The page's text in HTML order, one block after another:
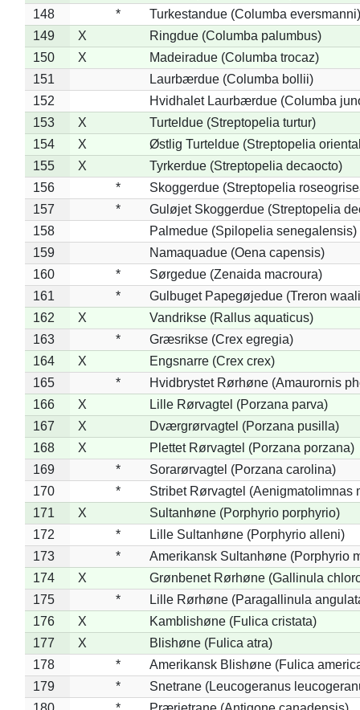
148
*
Turkestandue (Columba eversmanni)
149
X
Ringdue (Columba palumbus)
150
X
Madeiradue (Columba trocaz)
151
Laurbærdue (Columba bollii)
152
Hvidhalet Laurbærdue (Columba
153
X
Turteldue (Streptopelia turtur)
154
X
Østlig Turteldue (Streptopelia
155
X
Tyrkerdue (Streptopelia decaocto)
156
*
Skoggerdue (Streptopelia
157
*
Guløjet Skoggerdue (Streptopelia
158
Palmedue (Spilopelia senegalensis)
159
Namaquadue (Oena capensis)
160
*
Sørgedue (Zenaida macroura)
161
*
Gulbuget Papegøjedue (Treron
162
X
Vandrikse (Rallus aquaticus)
163
*
Græsrikse (Crex egregia)
164
X
Engsnarre (Crex crex)
165
*
Hvidbrystet Rørhøne (Amaurornis
166
X
Lille Rørvagtel (Porzana parva)
167
X
Dværgrørvagtel (Porzana pusilla)
168
X
Plettet Rørvagtel (Porzana porzana)
169
*
Sorarørvagtel (Porzana carolina)
170
*
Stribet Rørvagtel (Aenigmatolimnas
171
X
Sultanhøne (Porphyrio porphyrio)
172
*
Lille Sultanhøne (Porphyrio alleni)
173
*
Amerikansk Sultanhøne (Porphyrio
174
X
Grønbenet Rørhøne (Gallinula
175
*
Lille Rørhøne (Paragallinula
176
X
Kamblishøne (Fulica cristata)
177
X
Blishøne (Fulica atra)
178
*
Amerikansk Blishøne (Fulica
179
*
Snetrane (Leucogeranus